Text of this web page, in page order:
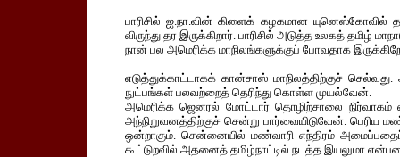
பாரிசில் ஐ.நா.வின் கிளைக் கழகமான
விருந்து தர இருக்கிறார். பாரிசில் அடுத்த உலகத் தமிழ்
நான் பல அமெரிக்க மாநிலங்களுக்குப் போவதாக
எடுத்துக்காட்டாகக் கான்சாஸ் மாநிலத்திற்குச்
நுட்பங்கள் பலவற்றைத் தெரிந்து கொள்ள முயல்வேன்.
அமெரிக்க ஜெனரல் மோட்டார் தொழிற்சாலை நிர்வாகம்
அந்நிறுவனத்திற்குச் சென்று பார்வையிடுவேன். பெரிய
ஒன்றாகும். சென்னையில் மண்வாரி எந்திரம்
கூட்டுறவில் அதனைத் தமிழ்நாட்டில் நடத்த இயலுமா